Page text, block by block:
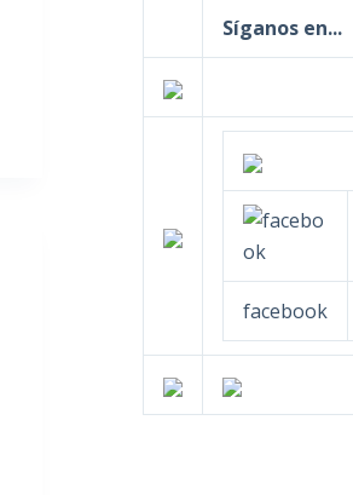
Síganos en...
facebook